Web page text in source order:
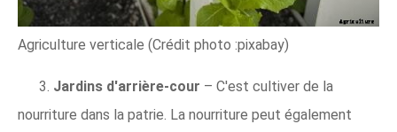
Agriculture verticale (Crédit photo :pixabay)
3. Jardins d'arrière-cour – C'est cultiver de la
nourriture dans la patrie. La nourriture peut également